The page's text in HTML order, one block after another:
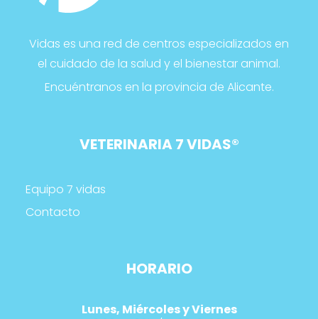
Vidas es una red de centros especializados en
el cuidado de la salud y el bienestar animal.
Encuéntranos en la provincia de Alicante.
VETERINARIA 7 VIDAS®
Equipo 7 vidas
Contacto
HORARIO
Lunes, Miércoles y Viernes